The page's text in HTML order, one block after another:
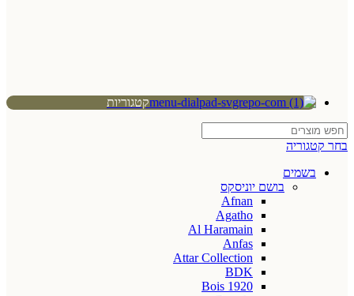
קטגוריות
בחר קטגוריה
בשמים
בושם יוניסקס
Afnan
Agatho
Al Haramain
Anfas
Attar Collection
BDK
Bois 1920